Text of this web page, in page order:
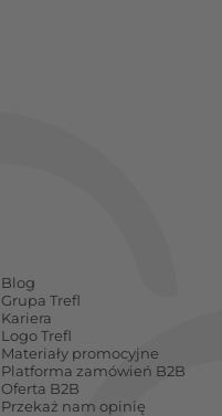
Blog
Grupa Trefl
Kariera
Logo Trefl
Materiały promocyjne
Platforma zamówień B2B
Oferta B2B
Przekaż nam opinię